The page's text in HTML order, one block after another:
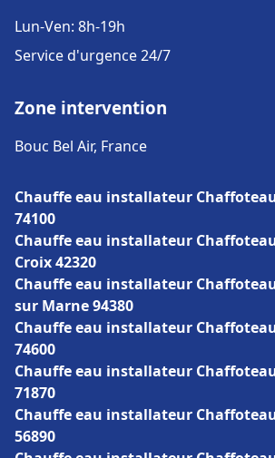
Lun-Ven: 8h-19h
Service d'urgence 24/7
Zone intervention
Bouc Bel Air, France
Chauffe eau installateur
74100
Chauffe eau installateur
Croix 42320
Chauffe eau installateur
sur Marne 94380
Chauffe eau installateur
74600
Chauffe eau installateur
71870
Chauffe eau installateur
56890